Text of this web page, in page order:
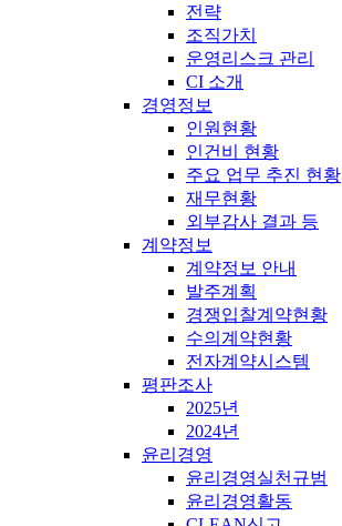
전략
조직가치
운영리스크 관리
CI 소개
경영정보
인원현황
인건비 현황
주요 업무 추진 현황
재무현황
외부감사 결과 등
계약정보
계약정보 안내
발주계획
경쟁입찰계약현황
수의계약현황
전자계약시스템
평판조사
2025년
2024년
윤리경영
윤리경영실천규범
윤리경영활동